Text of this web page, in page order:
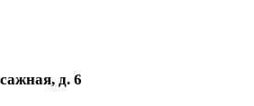
д. 6